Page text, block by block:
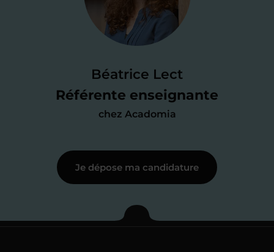
Béatrice Lect
Référente enseignante
chez Acadomia
test de 15 minutes
des programmes scolaires(et pouvoir
me mettre à jour au besoin) et
j’échange en direct avec un chargé de
Étape 3
Je commence mes
Je dépose ma candidature